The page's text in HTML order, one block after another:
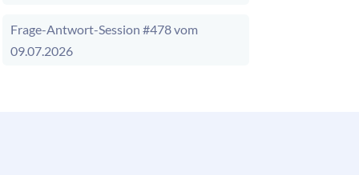
Frage-Antwort-Session #478 vom
09.07.2026